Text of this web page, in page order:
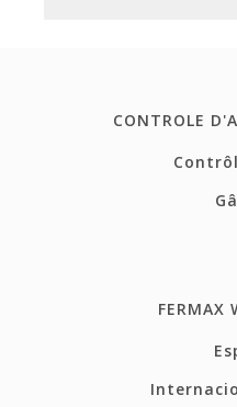
CONTROLE
FERMAX